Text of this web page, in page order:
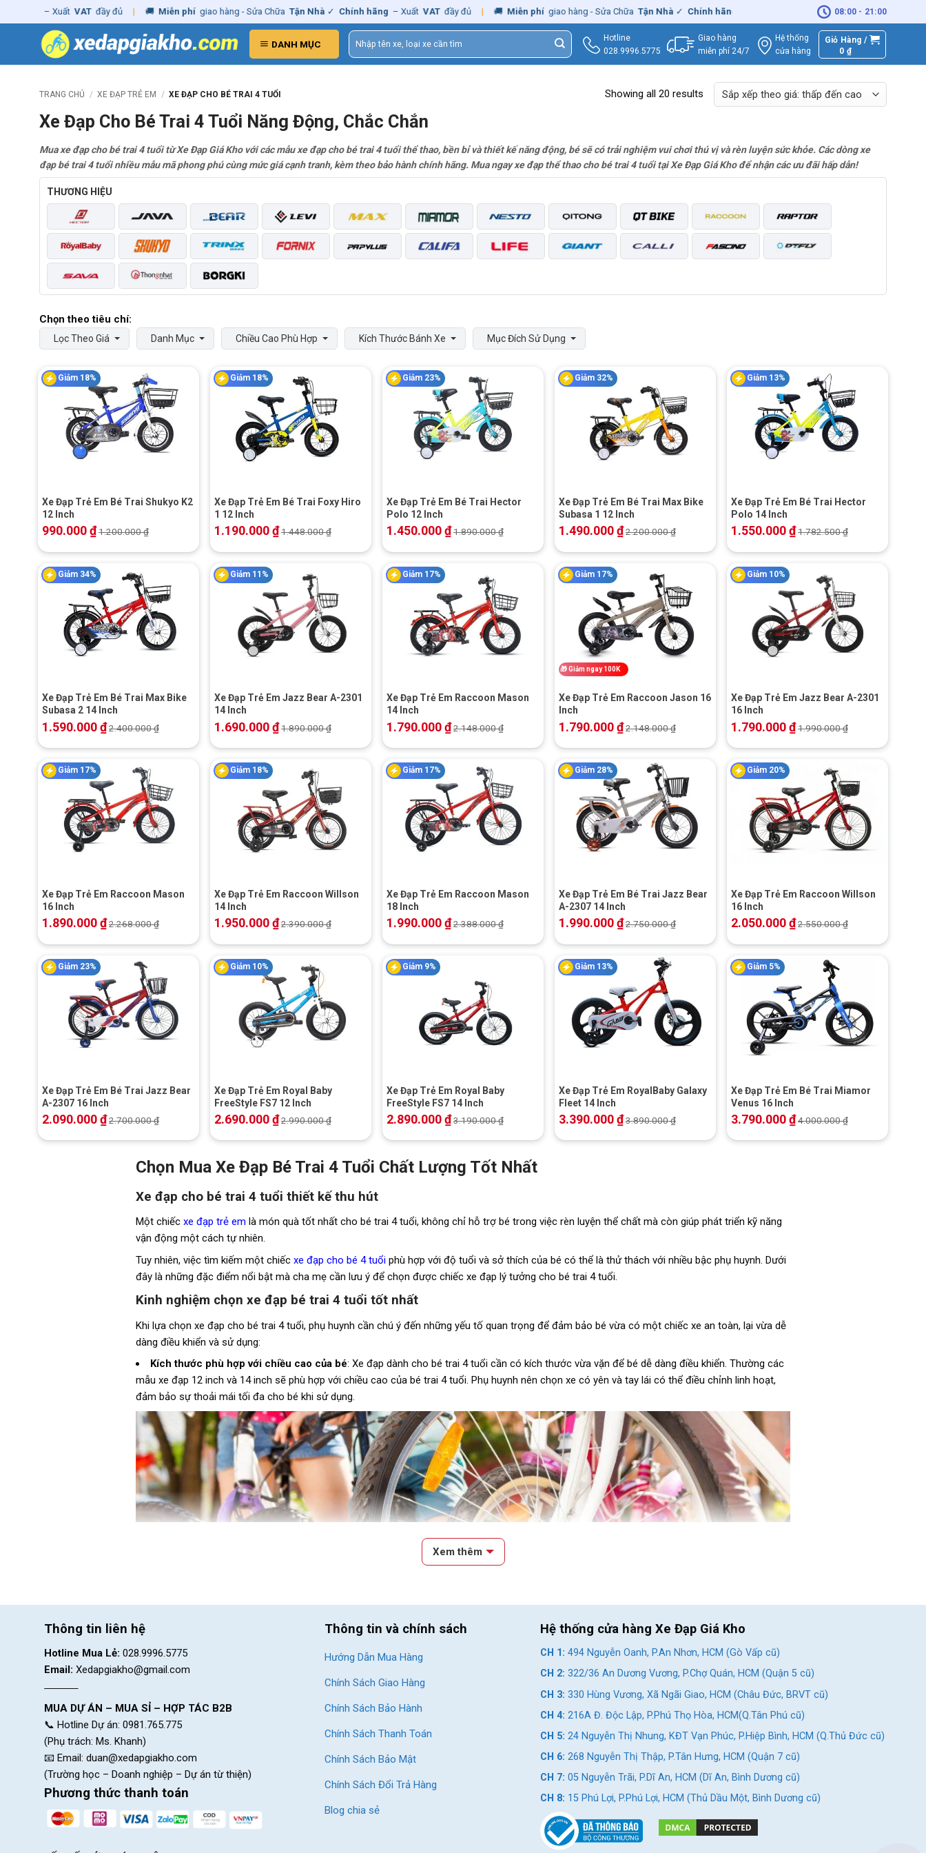
to
– Xuất VAT đầy đủ | 🚚 Miễn phí giao hàng - Sửa Chữa Tận Nhà ✓ Chính hãng – Xuất VAT đầy đủ | 🚚 Miễn phí giao hàng - Sửa Chữa Tận Nhà ✓ Chính hãng – Xuất 🚚 Miễn phí giao hàng -
08:00 - 21:00
DANH MỤC
Tìm
kiếm:
Hotline
028.9996.5775
Giao hàng
miễn phí 24/7
Hệ thống
cửa hàng
Giỏ Hàng /
0₫
TRANG CHỦ / XE ĐẠP TRẺ EM / XE ĐẠP CHO BÉ TRAI 4 TUỔI Showing all 20 results
Xe Đạp Cho Bé Trai 4 Tuổi Năng Động, Chắc Chắn
Mua xe đạp cho bé trai 4 tuổi từ Xe Đạp Giá Kho với các mẫu xe đạp cho bé trai 4 tuổi thể thao, bền bỉ và thiết kế năng động, bé sẽ có trải nghiệm vui chơi thú vị và rèn luyện sức khỏe. Các dòng xe
đạp bé trai 4 tuổi nhiều mẫu mã phong phú cùng mức giá cạnh tranh, kèm theo bảo hành chính hãng. Mua ngay xe đạp thể thao cho bé trai 4 tuổi tại Xe Đạp Giá Kho để nhận các ưu đãi hấp dẫn!
THƯƠNG HIỆU
Lọc Theo Giá Danh Mục Chiều Cao Phù Hợp Kích Thước Bánh Xe Mục Đích Sử Dụng
Giảm 18%
Xe Đạp Trẻ Em Bé Trai Shukyo K2
12 Inch
990.000₫1.200.000₫
Giảm 18%
Xe Đạp Trẻ Em Bé Trai Foxy Hiro
1 12 Inch
1.190.000₫1.448.000₫
Giảm 23%
Xe Đạp Trẻ Em Bé Trai Hector
Polo 12 Inch
1.450.000₫1.890.000₫
Giảm 32%
Xe Đạp Trẻ Em Bé Trai Max Bike
Subasa 1 12 Inch
1.490.000₫2.200.000₫
Giảm 13%
Xe Đạp Trẻ Em Bé Trai Hector
Polo 14 Inch
1.550.000₫1.782.500₫
Giảm 34%
Xe Đạp Trẻ Em Bé Trai Max Bike
Subasa 2 14 Inch
1.590.000₫2.400.000₫
Giảm 11%
Xe Đạp Trẻ Em Jazz Bear A-2301
14 Inch
1.690.000₫1.890.000₫
Giảm 17%
Xe Đạp Trẻ Em Raccoon Mason
14 Inch
1.790.000₫2.148.000₫
Giảm 17%
🎁Giảm ngay 100K
Xe Đạp Trẻ Em Raccoon Jason 16
Inch
1.790.000₫2.148.000₫
Giảm 10%
Xe Đạp Trẻ Em Jazz Bear A-2301
16 Inch
1.790.000₫1.990.000₫
Giảm 17%
Xe Đạp Trẻ Em Raccoon Mason
16 Inch
1.890.000₫2.268.000₫
Giảm 18%
Xe Đạp Trẻ Em Raccoon Willson
14 Inch
1.950.000₫2.390.000₫
Giảm 17%
Xe Đạp Trẻ Em Raccoon Mason
18 Inch
1.990.000₫2.388.000₫
Giảm 28%
Xe Đạp Trẻ Em Bé Trai Jazz Bear
A-2307 14 Inch
1.990.000₫2.750.000₫
Giảm 20%
Xe Đạp Trẻ Em Raccoon Willson
16 Inch
2.050.000₫2.550.000₫
Giảm 23%
Xe Đạp Trẻ Em Bé Trai Jazz Bear
A-2307 16 Inch
2.090.000₫2.700.000₫
Giảm 10%
Xe Đạp Trẻ Em Royal Baby
FreeStyle FS7 12 Inch
2.690.000₫2.990.000₫
Giảm 9%
Xe Đạp Trẻ Em Royal Baby
FreeStyle FS7 14 Inch
2.890.000₫3.190.000₫
Giảm 13%
Xe Đạp Trẻ Em RoyalBaby Galaxy
Fleet 14 Inch
3.390.000₫3.890.000₫
Giảm 5%
Xe Đạp Trẻ Em Bé Trai Miamor
Venus 16 Inch
3.790.000₫4.000.000₫
Chọn Mua Xe Đạp Bé Trai 4 Tuổi Chất Lượng Tốt Nhất
Xe đạp cho bé trai 4 tuổi thiết kế thu hút
Một chiếc xe đạp trẻ em là món quà tốt nhất cho bé trai 4 tuổi, không chỉ hỗ trợ bé trong việc rèn luyện thể chất mà còn giúp phát triển kỹ năng
vận động một cách tự nhiên.
Tuy nhiên, việc tìm kiếm một chiếc xe đạp cho bé 4 tuổi phù hợp với độ tuổi và sở thích của bé có thể là thử thách với nhiều bậc phụ huynh. Dưới
đây là những đặc điểm nổi bật mà cha mẹ cần lưu ý để chọn được chiếc xe đạp lý tưởng cho bé trai 4 tuổi.
Kinh nghiệm chọn xe đạp bé trai 4 tuổi tốt nhất
Khi lựa chọn xe đạp cho bé trai 4 tuổi, phụ huynh cần chú ý đến những yếu tố quan trọng để đảm bảo bé vừa có một chiếc xe an toàn, lại vừa dễ
dàng điều khiển và sử dụng:
Kích thước phù hợp với chiều cao của bé: Xe đạp dành cho bé trai 4 tuổi cần có kích thước vừa vặn để bé dễ dàng điều khiển. Thường các
mẫu xe đạp 12 inch và 14 inch sẽ phù hợp với chiều cao của bé trai 4 tuổi. Phụ huynh nên chọn xe có yên và tay lái có thể điều chỉnh linh hoạt,
đảm bảo sự thoải mái tối đa cho bé khi sử dụng.
Xem thêm
Thông tin liên hệ
Hotline Mua Lẻ: 028.9996.5775
Email: Xedapgiakho@gmail.com
MUA DỰ ÁN – MUA SỈ – HỢP TÁC B2B
📞 Hotline Dự án: 0981.765.775
(Phụ trách: Ms. Khanh)
📧 Email: duan@xedapgiakho.com
(Trường học – Doanh nghiệp – Dự án từ thiện)
Phương thức thanh toán
Thông tin và chính sách
Hướng Dẫn Mua Hàng
Chính Sách Giao Hàng
Chính Sách Bảo Hành
Chính Sách Thanh Toán
Chính Sách Bảo Mật
Chính Sách Đổi Trả Hàng
Blog chia sẻ
Hệ thống cửa hàng Xe Đạp Giá Kho
CH 1: 494 Nguyễn Oanh, P.An Nhơn, HCM (Gò Vấp cũ)
CH 2: 322/36 An Dương Vương, P.Chợ Quán, HCM (Quận 5 cũ)
CH 3: 330 Hùng Vương, Xã Ngãi Giao, HCM (Châu Đức, BRVT cũ)
CH 4: 216A Đ. Độc Lập, P.Phú Thọ Hòa, HCM(Q.Tân Phú cũ)
CH 5: 24 Nguyễn Thị Nhung, KĐT Vạn Phúc, P.Hiệp Bình, HCM (Q.Thủ Đức cũ)
CH 6: 268 Nguyễn Thị Thập, P.Tân Hưng, HCM (Quận 7 cũ)
CH 7: 05 Nguyễn Trãi, P.Dĩ An, HCM (Dĩ An, Bình Dương cũ)
CH 8: 15 Phú Lợi, P.Phú Lợi, HCM (Thủ Dầu Một, Bình Dương cũ)